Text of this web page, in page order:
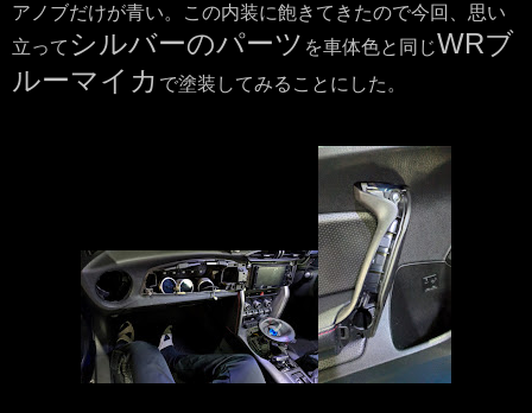
アノブだけが青い。この内装に飽きてきたので今回、思い
立って シルバーのパーツ を車体色と同じWRブ
ルーマイカ で塗装してみることにした。